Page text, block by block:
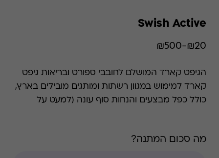
Swish Active
₪20-₪500
הגיפט קארד המושלם לחובבי ספורט ובריאות גיפט
קארד למימוש במגוון רשתות ומותגים מובילים בארץ,
כולל כפל מבצעים והנחות סוף עונה (למעט על
הכרטיס כולל כפל מבצעים והנחות למעט: חנויות
מה סכום המתנה?